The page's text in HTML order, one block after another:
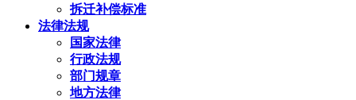
拆迁补偿标准
法律法规
国家法律
行政法规
部门规章
地方法律